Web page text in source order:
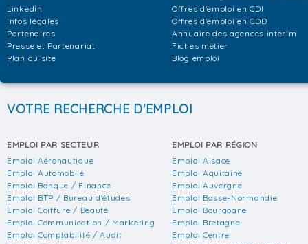
Linkedin
Infos légales
Partenaires
Presse et Partenariat
Plan du site
Offres d'emploi en CDI
Offres d'emploi en CDD
Annuaire des agences intérim
Fiches métier
Blog emploi
VOTRE RECHERCHE D'EMPLOI
EMPLOI PAR SECTEUR
Emploi Aéronautique
Emploi Automobile
Emploi Banque / Finance
Emploi BTP / Bureau d'études
Emploi Coiffure / Beauté
Emploi Communication / Marketing
Emploi Comptabilité / Audit
EMPLOI PAR RÉGION
Emploi Alsace
Emploi Aquitaine
Emploi Auvergne
Emploi Basse-Normandie
Emploi Bourgogne
Emploi Bretagne
Emploi Centre